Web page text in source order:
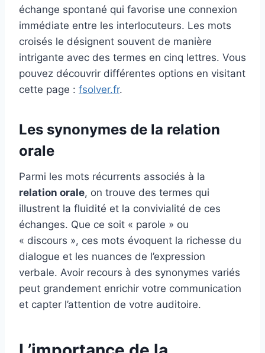
échange spontané qui favorise une connexion
immédiate entre les interlocuteurs. Les mots
croisés le désignent souvent de manière
intrigante avec des termes en cinq lettres. Vous
pouvez découvrir différentes options en visitant
cette page : fsolver.fr.
Les synonymes de la relation
orale
Parmi les mots récurrents associés à la
relation orale, on trouve des termes qui
illustrent la fluidité et la convivialité de ces
échanges. Que ce soit « parole » ou
« discours », ces mots évoquent la richesse du
dialogue et les nuances de l’expression
verbale. Avoir recours à des synonymes variés
peut grandement enrichir votre communication
et capter l’attention de votre auditoire.